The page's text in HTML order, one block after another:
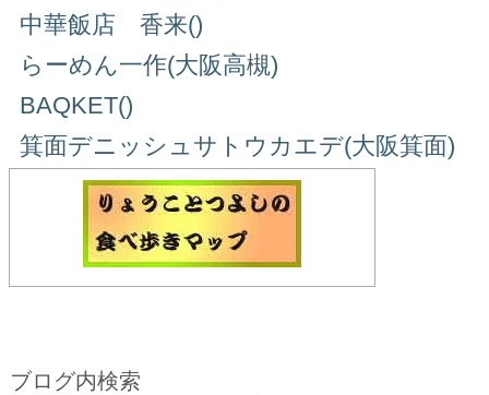
中華飯店 香来()
らーめん一作(大阪高槻)
BAQKET()
箕面デニッシュサトウカエデ(大阪箕面)
ブログ内検索